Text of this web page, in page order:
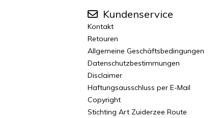
Kundenservice
Kontakt
Retouren
Allgemeine Geschäftsbedingungen
Datenschutzbestimmungen
Disclaimer
Haftungsausschluss per E-Mail
Copyright
Stichting Art Zuiderzee Route